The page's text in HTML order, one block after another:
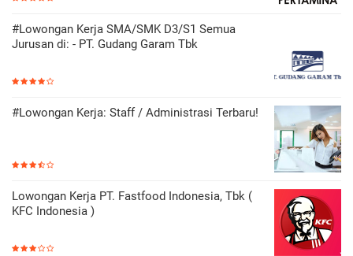
#Lowongan Kerja SMA/SMK D3/S1 Semua
Jurusan di: - PT. Gudang Garam Tbk
#Lowongan Kerja: Staff / Administrasi Terbaru!
Lowongan Kerja PT. Fastfood Indonesia, Tbk (
KFC Indonesia )